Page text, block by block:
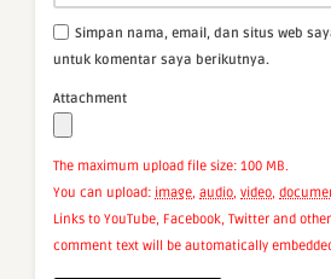
Simpan nama, email, dan situs web
untuk komentar saya berikutnya.
Attachment
The maximum upload file size: 100 MB.
You can upload: image, audio, video,
Links to YouTube, Facebook, Twitter and
comment text will be automatically